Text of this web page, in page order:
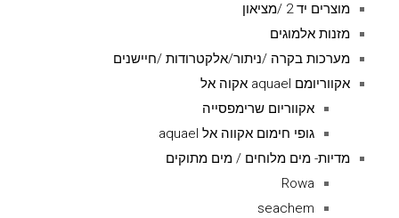
מוצרים יד 2 /מציאון
מזנות אלמוגים
מערכות בקרה /ניתור/אלקטרודות /חיישנים
אקווריומם aquael אקוה אל
אקווריום שרימפסייה
גופי חימום אקווה אל aquael
מדיות- מים מלוחים / מים מתוקים
Rowa
seachem